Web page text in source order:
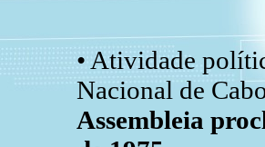
• Atividade
Nacional de
Assembleia